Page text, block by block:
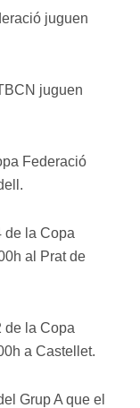
juguen
juguen
Federació
de la Copa
al Prat de
de la Copa
a Castellet.
Grup A que el